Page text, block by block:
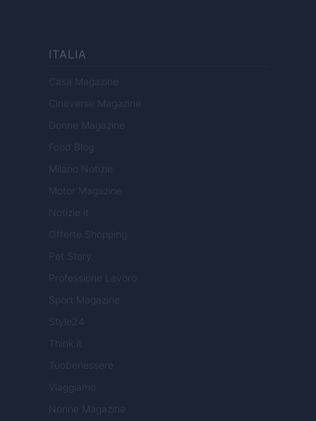
ITALIA
Casa Magazine
Cineverse Magazine
Donne Magazine
Food Blog
Milano Notizie
Motor Magazine
Notizie.it
Offerte Shopping
Pet Story
Professione Lavoro
Sport Magazine
Style24
Think.it
Tuobenessere
Viaggiamo
Nonne Magazine